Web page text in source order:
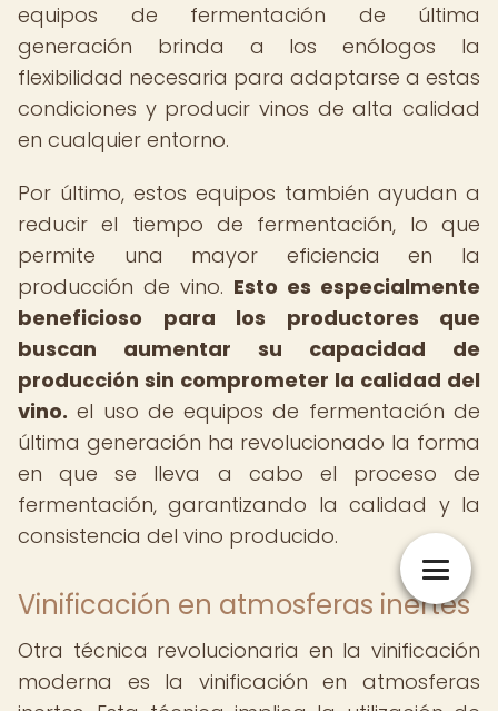
equipos de fermentación de última
generación brinda a los enólogos la
flexibilidad necesaria para adaptarse a estas
condiciones y producir vinos de alta calidad
en cualquier entorno.
Por último, estos equipos también ayudan a
reducir el tiempo de fermentación, lo que
permite una mayor eficiencia en la
producción de vino. Esto es especialmente
beneficioso para los productores que
buscan aumentar su capacidad de
producción sin comprometer la calidad del
vino. el uso de equipos de fermentación de
última generación ha revolucionado la forma
en que se lleva a cabo el proceso de
fermentación, garantizando la calidad y la
consistencia del vino producido.
Vinificación en atmosferas inertes
Otra técnica revolucionaria en la vinificación
moderna es la vinificación en atmosferas